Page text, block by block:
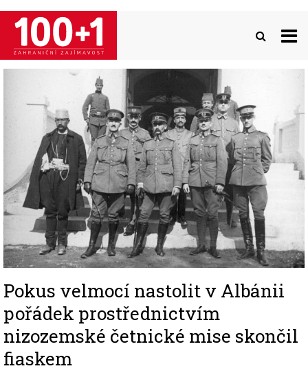
Přejít
hlavnímu
obsahu
Pokus velmocí nastolit v Albánii
pořádek prostřednictvím
nizozemské četnické mise skončil
fiaskem